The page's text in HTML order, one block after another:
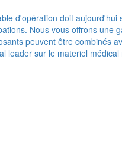
d'opération doit
Nous vous offrons
peuvent être combinés
leader sur le materiel